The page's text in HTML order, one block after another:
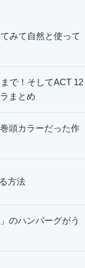
みて自然と使って
で！そしてACT 12
まとめ
頭カラーだった作
方法
のハンバーグがう